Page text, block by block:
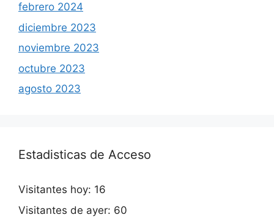
febrero 2024
diciembre 2023
noviembre 2023
octubre 2023
agosto 2023
Estadisticas de Acceso
Visitantes hoy: 16
Visitantes de ayer: 60